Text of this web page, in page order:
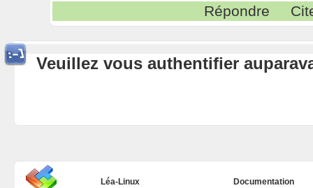
Répondre
Veuillez vous authentifier
Léa-Linux
Documentation